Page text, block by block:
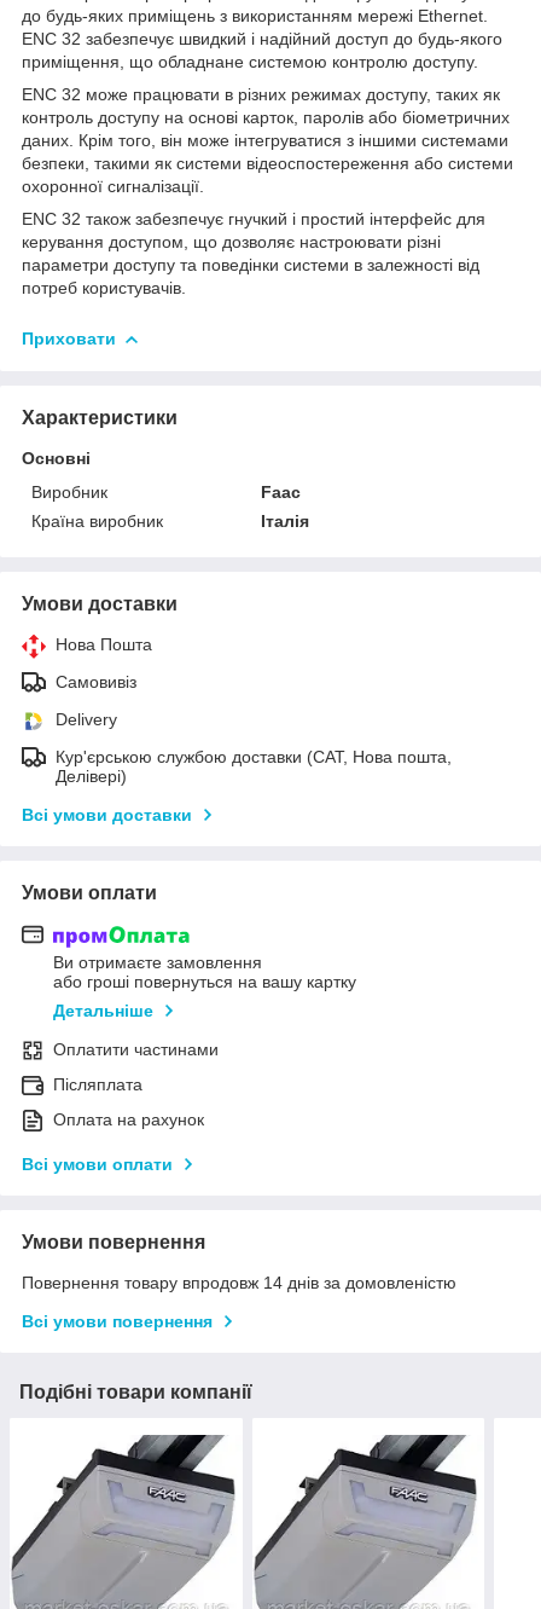
до будь-яких приміщень з використанням мережі Ethernet.
ENC 32 забезпечує швидкий і надійний доступ до будь-якого
приміщення, що обладнане системою контролю доступу.
ENC 32 може працювати в різних режимах доступу, таких як
контроль доступу на основі карток, паролів або біометричних
даних. Крім того, він може інтегруватися з іншими системами
безпеки, такими як системи відеоспостереження або системи
охоронної сигналізації.
ENC 32 також забезпечує гнучкий і простий інтерфейс для
керування доступом, що дозволяє настроювати різні
параметри доступу та поведінки системи в залежності від
потреб користувачів.
Приховати
Характеристики
Основні
Виробник
Faac
Країна виробник
Італія
Умови доставки
Нова Пошта
Самовивіз
Delivery
Кур'єрською службою доставки (САТ, Нова пошта,
Делівері)
Всі умови доставки
Умови оплати
Ви отримаєте замовлення
або гроші повернуться на вашу картку
Детальніше
Оплатити частинами
Післяплата
Оплата на рахунок
Всі умови оплати
Умови повернення
Повернення товару впродовж 14 днів за домовленістю
Всі умови повернення
Подібні товари компанії